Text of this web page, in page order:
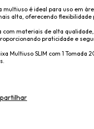
multiuso é ideal para uso em
alta, oferecendo flexibilidade
com materiais de alta
praticidade e
Multiuso SLIM com 1